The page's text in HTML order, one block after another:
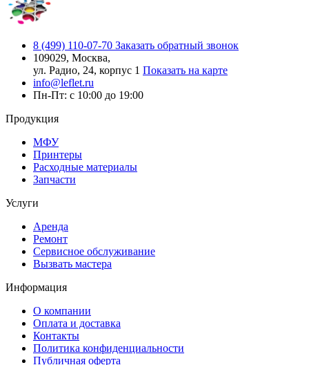
8 (499) 110-07-70 Заказать обратный звонок
109029, Москва,
ул. Радио, 24, корпус 1 Показать на карте
info@leflet.ru
Пн-Пт: с 10:00 до 19:00
Продукция
МФУ
Принтеры
Расходные материалы
Запчасти
Услуги
Аренда
Ремонт
Сервисное обслуживание
Вызвать мастера
Информация
О компании
Оплата и доставка
Контакты
Политика конфиденциальности
Публичная оферта